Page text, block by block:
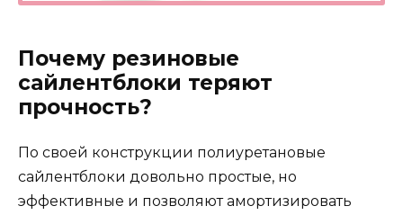
Почему резиновые
сайлентблоки теряют
прочность?
По своей конструкции полиуретановые
сайлентблоки довольно простые, но
эффективные и позволяют амортизировать